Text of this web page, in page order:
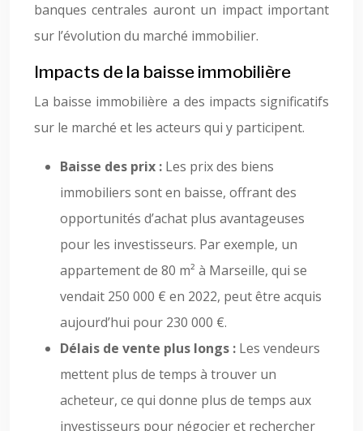
banques centrales auront un impact important
sur l’évolution du marché immobilier.
Impacts de la baisse immobilière
La baisse immobilière a des impacts significatifs
sur le marché et les acteurs qui y participent.
Baisse des prix : Les prix des biens
immobiliers sont en baisse, offrant des
opportunités d’achat plus avantageuses
pour les investisseurs. Par exemple, un
appartement de 80 m² à Marseille, qui se
vendait 250 000 € en 2022, peut être acquis
aujourd’hui pour 230 000 €.
Délais de vente plus longs : Les vendeurs
mettent plus de temps à trouver un
acheteur, ce qui donne plus de temps aux
investisseurs pour négocier et rechercher